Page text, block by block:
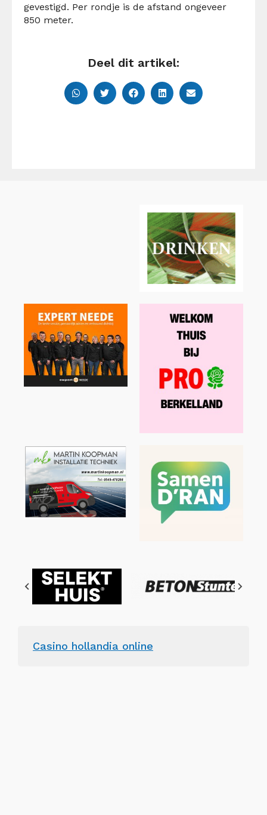
gevestigd. Per rondje is de afstand ongeveer
850 meter.
Deel dit artikel:
Casino hollandia online